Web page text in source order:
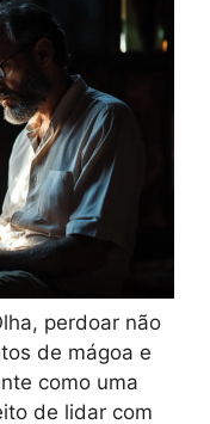
perdoar não
de mágoa e
como uma
de lidar com